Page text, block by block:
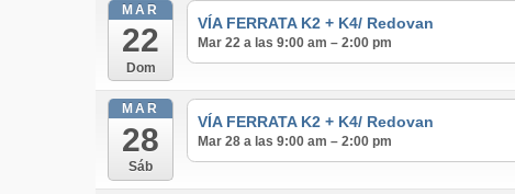
MAR
22
Dom
VÍA FERRATA K2 + K4/ Redovan
Mar 22 a las 9:00 am – 2:00 pm
MAR
28
Sáb
VÍA FERRATA K2 + K4/ Redovan
Mar 28 a las 9:00 am – 2:00 pm